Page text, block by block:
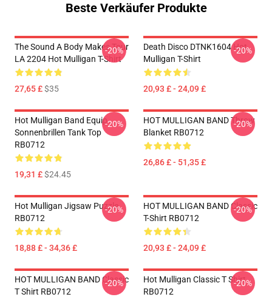
Beste Verkäufer Produkte
The Sound A Body Makes Tour
LA 2204 Hot Mulligan T-Shirt
27,65 £$35
-20%
Death Disco DTNK1604 Hot
Mulligan T-Shirt
20,93 £ - 24,09 £
-20%
Hot Mulligan Band Equip
Sonnenbrillen Tank Top
RB0712
19,31 £$24.45
-20%
HOT MULLIGAN BAND Throw
Blanket RB0712
26,86 £ - 51,35 £
-20%
Hot Mulligan Jigsaw Puzzle
RB0712
18,88 £ - 34,36 £
-20%
HOT MULLIGAN BAND Classic
T-Shirt RB0712
20,93 £ - 24,09 £
-20%
HOT MULLIGAN BAND Classic
T Shirt RB0712
-20%
Hot Mulligan Classic T Shirt
RB0712
-20%